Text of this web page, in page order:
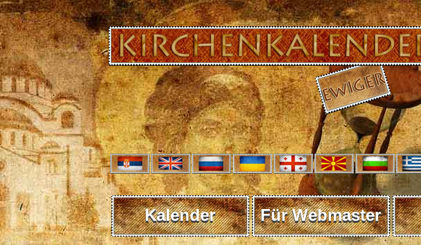
Kalender Für Webmaster